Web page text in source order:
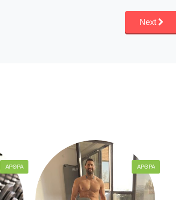
Next
ΆΡΘΡΑ ΆΡΘΡΑ